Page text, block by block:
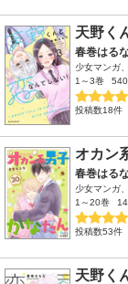
天野く
春巻はる
少女マンガ
1～3巻
投稿数18件
オカン
春巻はる
少女マンガ
1～20巻
投稿数53件
天野く